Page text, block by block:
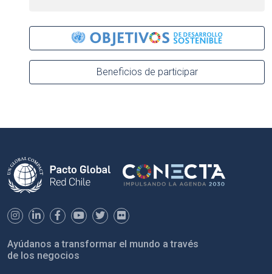
Beneficios de participar
Ayúdanos a transformar el mundo a través
de los negocios